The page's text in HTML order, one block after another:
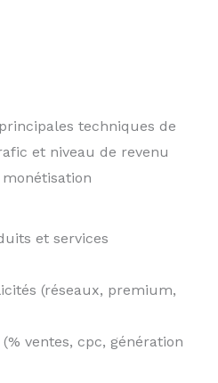
techniques de
et niveau de revenu
et services
(réseaux, premium,
ventes, cpc, génération